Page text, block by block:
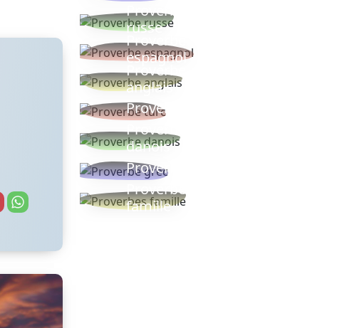
Proverbe
russe
Proverbe
espagnol
Proverbe
anglais
Proverbe turc
Proverbe
danois
Proverbe grec
Proverbes
famille